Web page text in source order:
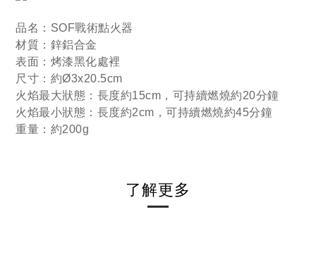
品名：SOF戰術點火器
材質：鋅鋁合金
表面：烤漆黑化處裡
尺寸：約Ø3x20.5cm
火焰最大狀態：長度約15cm，可持續燃燒約20分鐘
火焰最小狀態：長度約2cm，可持續燃燒約45分鐘
重量：約200g
了解更多